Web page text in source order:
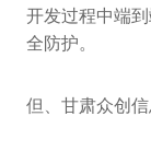
开发过程中端
全防护。
但、甘肃众创